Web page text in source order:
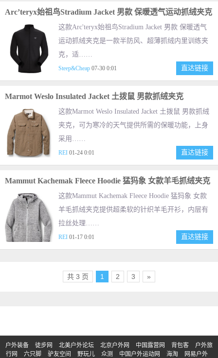
Arc’teryx始祖鸟Stradium Jacket 男款 保暖透气运动抓绒夹克
这款Arc'teryx始祖鸟Stradium Jacket 男款 保暖透气
运动抓绒夹克是一款半防风、超薄抓绒内里训练夹
克，适……
Steep&Cheap 07-30 0:01 直达链接
Marmot Weslo Insulated Jacket 土拨鼠 男款抓绒夹克
这款Marmot Weslo Insulated Jacket 土拨鼠 男款抓绒
夹克，可为寒冷的天气提供所需的保暖功能，上身
采用……
REI 01-24 0:01 直达链接
Mammut Kachemak Fleece Hoodie 猛犸象 女款羊毛抓绒夹克
这款Mammut Kachemak Fleece Hoodie 猛犸象 女款
羊毛抓绒夹克提供超柔软的针织羊毛开衫，内层有
拉丝处理……
REI 01-17 0:01 直达链接
共 3 页 1 2 3 »
户外装备 徒步网 北美户外论坛 北京户外网 中国露营网 背包客
户外旅
行网
六只脚 驴友空间 野玩儿 众测 中国户外运动网 海淘 网易户外